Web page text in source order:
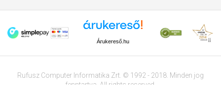
Árukereső.hu
Rufusz Computer Informatika Zrt. © 1992 - 2018. Minden jog
fenntartva. All rights reserved.